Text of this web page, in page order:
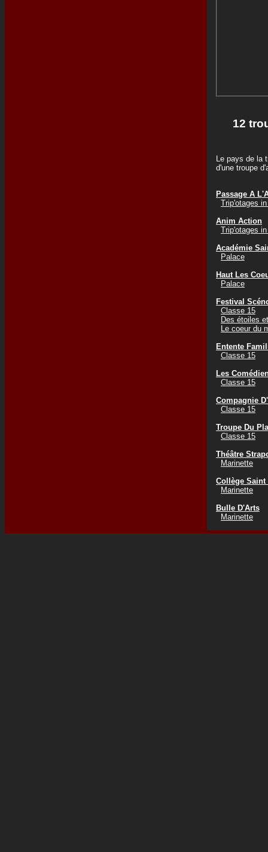
12
Le pays de la
d'une troupe
Passage A
Trip'otages
Anim Action
Trip'otages
Académie
Palace
Haut Les
Palace
Festival
Classe 15
Des étoiles
Le coeur du
Entente
Classe 15
Les
Classe 15
Compagnie
Classe 15
Troupe Du
Classe 15
Théâtre
Marinette
Collège Saint
Marinette
Bulle D'Arts
Marinette